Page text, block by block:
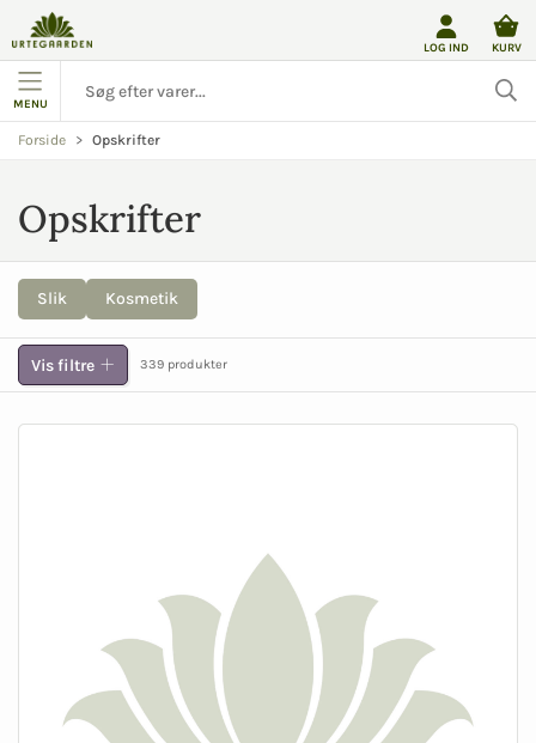
LOG IND KURV
MENU
Forside Opskrifter
Opskrifter
Slik Kosmetik
Vis filtre 339 produkter